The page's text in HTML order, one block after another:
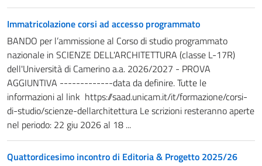
Immatricolazione corsi ad accesso programmato
BANDO per l’ammissione al Corso di studio programmato
nazionale in SCIENZE DELL'ARCHITETTURA (classe L-17R)
dell'Università di Camerino a.a. 2026/2027 - PROVA
AGGIUNTIVA -------------data da definire. Tutte le
informazioni al link https://saad.unicam.it/it/formazione/corsi-
di-studio/scienze-dellarchitettura Le scrizioni resteranno aperte
nel periodo: 22 giu 2026 al 18 ...
Quattordicesimo incontro di Editoria & Progetto 2025/26